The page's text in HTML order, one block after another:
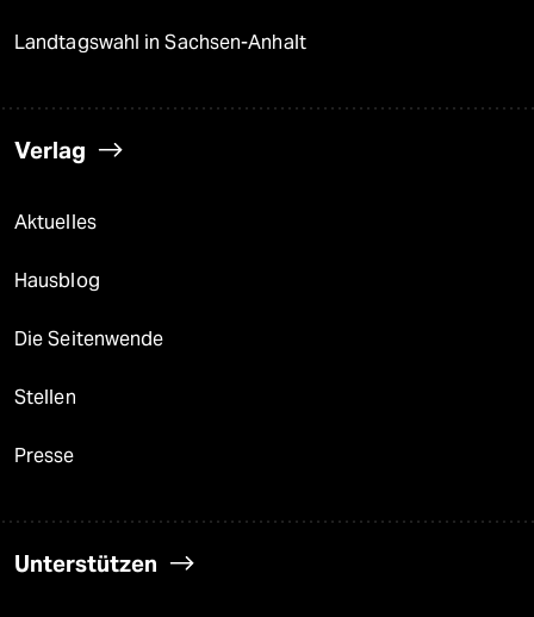
Landtagswahl in Sachsen-Anhalt
Verlag
Aktuelles
Hausblog
Die Seitenwende
Stellen
Presse
Unterstützen